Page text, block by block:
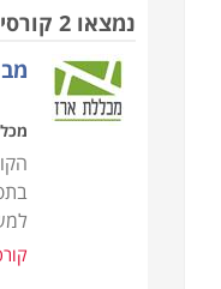
בדרך כלל
דחוס, בדרך
מאוד לשימוש,
קורסי
נמצאו 2 קורסים